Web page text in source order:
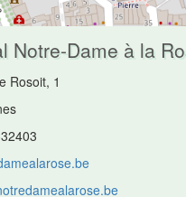
Notre-Dame à la
Rosoit, 1